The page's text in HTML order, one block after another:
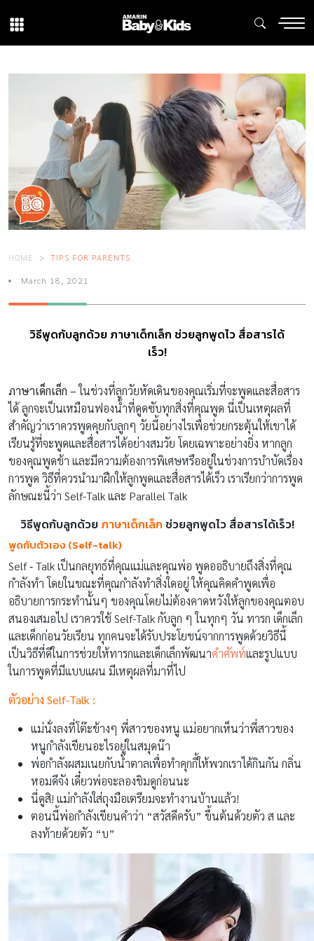
HOME TIPS FOR PARENTS
March 18, 2021
วิธีพูดกับลูกด้วย ภาษาเด็กเล็ก ช่วยลูกพูดไว สื่อสารได้
เร็ว!
ภาษาเด็กเล็ก –ในช่วงที่ลูกวัยหัดเดินของคุณเริ่มที่จะพูดและสื่อสาร
ได้ ลูกจะเป็นเหมือนฟองน้ำที่ดูดซับทุกสิ่งที่คุณพูด นี่เป็นเหตุผลที่
สำคัญว่าเราควรพูดคุยกับลูกๆ วัยนี้อย่างไรเพื่อช่วยกระตุ้นให้เขาได้
เรียนรู้ที่จะพูดและสื่อสารได้อย่างสมวัย โดยเฉพาะอย่างยิ่ง หากลูก
ของคุณพูดช้า และมีความต้องการพิเศษหรืออยู่ในช่วงการบำบัดเรื่อง
การพูด วิธีที่ควรนำมาฝึกให้ลูกพูดและสื่อสารได้เร็ว เราเรียกว่าการพูด
ลักษณะนี้ว่า Self-Talk และ Parallel Talk
วิธีพูดกับลูกด้วย ภาษาเด็กเล็ก ช่วยลูกพูดไว สื่อสารได้เร็ว!
พูดกับตัวเอง (Self-talk)
Self ‐ Talk เป็นกลยุทธ์ที่คุณแม่และคุณพ่อ พูดออธิบายถึงสิ่งที่คุณ
กำลังทำ โดยในขณะที่คุณกำลังทำสิ่งใดอยู่ ให้คุณคิดคำพูดเพื่อ
อธิบายการกระทำนั้นๆ ของคุณโดยไม่ต้องคาดหวังให้ลูกของคุณตอบ
สนองเสมอไป เราควรใช้ Self-Talk กับลูก ๆ ในทุกๆ วัน ทารก เด็กเล็ก
และเด็กก่อนวัยเรียน ทุกคนจะได้รับประโยชน์จากการพูดด้วยวิธีนี้
เป็นวิธีที่ดีในการช่วยให้ทารกและเด็กเล็กพัฒนาคำศัพท์และรูปแบบ
ในการพูดที่มีแบบแผน มีเหตุผลที่มาที่ไป
ตัวอย่าง Self-Talk :
แม่นั่งลงที่โต๊ะข้างๆ พี่สาวของหนู แม่อยากเห็นว่าพี่สาวของ
หนูกำลังเขียนอะไรอยู่ในสมุดน๊า
พ่อกำลังผสมเนยกับน้ำตาลเพื่อทำคุกกี้ให้พวกเราได้กินกัน กลิ่น
หอมดีจัง เดี๋ยวพ่อจะลองชิมดูก่อนนะ
นี่ดูสิ! แม่กำลังใส่ถุงมือเตรียมจะทำงานบ้านแล้ว!
ตอนนี้พ่อกำลังเขียนคำว่า “สวัสดีครับ” ขึ้นต้นด้วยตัว ส และ
ลงท้ายด้วยตัว “บ”